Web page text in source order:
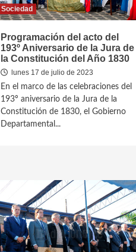
Sociedad
Programación del acto del
193º Aniversario de la Jura de
la Constitución del Año 1830
lunes 17 de julio de 2023
En el marco de las celebraciones del
193º aniversario de la Jura de la
Constitución de 1830, el Gobierno
Departamental...